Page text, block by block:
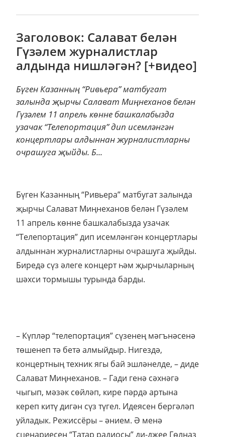
Заголовок: Салават белән
Гүзәлем журналистлар
алдында нишләгән? [+видео]
Бүген Казанның “Ривьера” матбугат
залында җырчы Салават Миңнеханов белән
Гүзәлем 11 апрель көнне башкалабызда
узачак “Телепортация” дип исемләнгән
концертлары алдыннан журналистларны
очрашуга җыйды. Б...
Бүген Казанның “Ривьера” матбугат залында
җырчы Салават Миңнеханов белән Гүзәлем
11 апрель көнне башкалабызда узачак
“Телепортация” дип исемләнгән концертлары
алдыннан журналистларны очрашуга җыйды.
Биредә сүз әлеге концерт һәм җырчыларның
шәхси тормышы турында барды.
– Күпләр “телепортация” сүзенең мәгънәсенә
төшенеп тә бетә алмыйдыр. Нигездә,
концертның техник ягы бай эшләнелде, – диде
Салават Миңнеханов. – Гади генә сәхнәгә
чыгып, мәзәк сөйләп, кире пәрдә артына
кереп китү дигән сүз түгел. Идеясен бергәләп
уйладык. Режиссёры – әнием. Ә менә
сценариесен “Татар радиосы” ди-джее Гөлназ